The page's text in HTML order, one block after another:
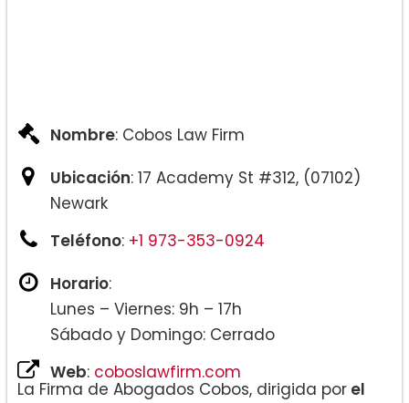
Nombre: Cobos Law Firm
Ubicación: 17 Academy St #312, (07102)
Newark
Teléfono: +1 973-353-0924
Horario:
Lunes – Viernes: 9h – 17h
Sábado y Domingo: Cerrado
Web: coboslawfirm.com
La Firma de Abogados Cobos, dirigida por el